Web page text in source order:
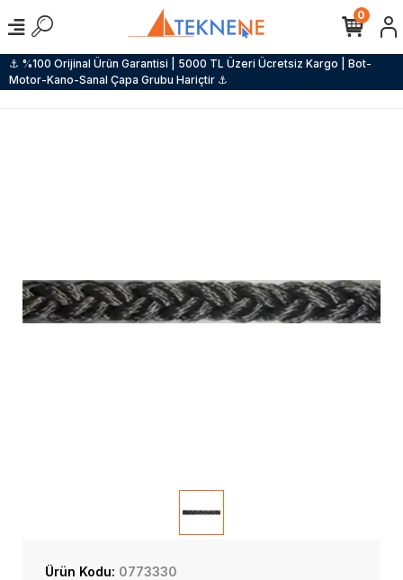
⚓ %100 Orijinal Ürün Garantisi | 5000 TL Üzeri Ücretsiz Kargo | Bot-
Motor-Kano-Sanal Çapa Grubu Hariçtir ⚓
0
Ürün Kodu: 0773330